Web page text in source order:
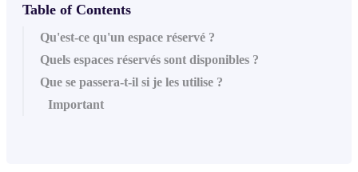
Table of Contents
Qu'est-ce qu'un espace réservé ?
Quels espaces réservés sont disponibles ?
Que se passera-t-il si je les utilise ?
Important